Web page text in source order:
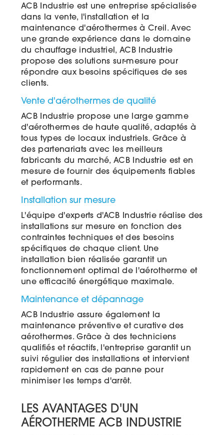
ACB Industrie est une entreprise spécialisée
dans la vente, l'installation et la
maintenance d'aérothermes à Creil. Avec
une grande expérience dans le domaine
du chauffage industriel, ACB Industrie
propose des solutions sur-mesure pour
répondre aux besoins spécifiques de ses
clients.
Vente d'aérothermes de qualité
ACB Industrie propose une large gamme
d'aérothermes de haute qualité, adaptés à
tous types de locaux industriels. Grâce à
des partenariats avec les meilleurs
fabricants du marché, ACB Industrie est en
mesure de fournir des équipements fiables
et performants.
Installation sur mesure
L'équipe d'experts d'ACB Industrie réalise des
installations sur mesure en fonction des
contraintes techniques et des besoins
spécifiques de chaque client. Une
installation bien réalisée garantit un
fonctionnement optimal de l'aérotherme et
une efficacité énergétique maximale.
Maintenance et dépannage
ACB Industrie assure également la
maintenance préventive et curative des
aérothermes. Grâce à des techniciens
qualifiés et réactifs, l'entreprise garantit un
suivi régulier des installations et intervient
rapidement en cas de panne pour
minimiser les temps d'arrêt.
LES AVANTAGES D'UN
AÉROTHERME ACB INDUSTRIE